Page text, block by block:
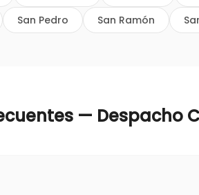
San Pedro San Ramón
— Despacho